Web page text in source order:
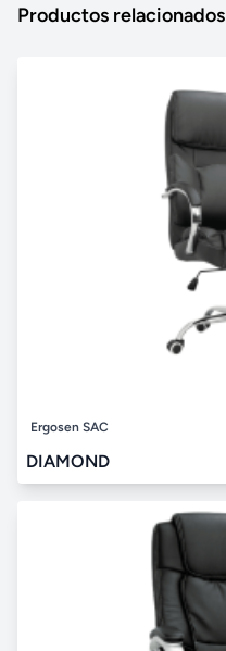
Productos relacionados
Ergosen SAC
DIAMOND